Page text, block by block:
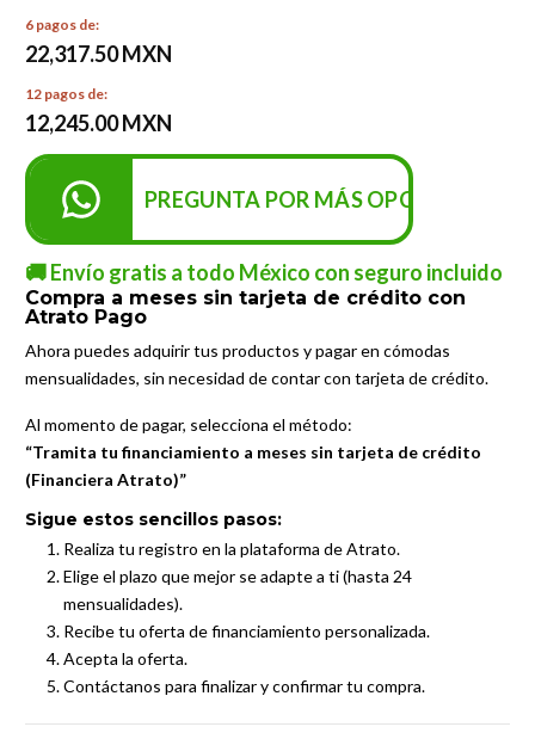
6 pagos de:
22,317.50 MXN
12 pagos de:
12,245.00 MXN
PREGUNTA POR MÁS OPCIONES DE
🚚 Envío gratis a todo México con seguro incluido
Compra a meses sin tarjeta de crédito con
Atrato Pago
Ahora puedes adquirir tus productos y pagar en cómodas
mensualidades, sin necesidad de contar con tarjeta de crédito.
Al momento de pagar, selecciona el método:
“Tramita tu financiamiento a meses sin tarjeta de crédito
(Financiera Atrato)”
Sigue estos sencillos pasos:
Realiza tu registro en la plataforma de Atrato.
Elige el plazo que mejor se adapte a ti (hasta 24
mensualidades).
Recibe tu oferta de financiamiento personalizada.
Acepta la oferta.
Contáctanos para finalizar y confirmar tu compra.